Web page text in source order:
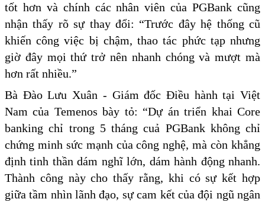
tốt hơn và chính các nhân viên của PGBank cũng
nhận thấy rõ sự thay đổi: “Trước đây hệ thống cũ
khiến công việc bị chậm, thao tác phức tạp nhưng
giờ đây mọi thứ trở nên nhanh chóng và mượt mà
hơn rất nhiều.”
Bà Đào Lưu Xuân - Giám đốc Điều hành tại Việt
Nam của Temenos bày tỏ: “Dự án triển khai Core
banking chỉ trong 5 tháng cuả PGBank không chỉ
chứng minh sức mạnh của công nghệ, mà còn khẳng
định tinh thần dám nghĩ lớn, dám hành động nhanh.
Thành công này cho thấy rằng, khi có sự kết hợp
giữa tầm nhìn lãnh đạo, sự cam kết của đội ngũ ngân